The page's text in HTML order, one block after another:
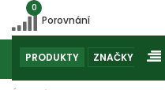
0
Porovnání
PRODUKTY ZNAČKY